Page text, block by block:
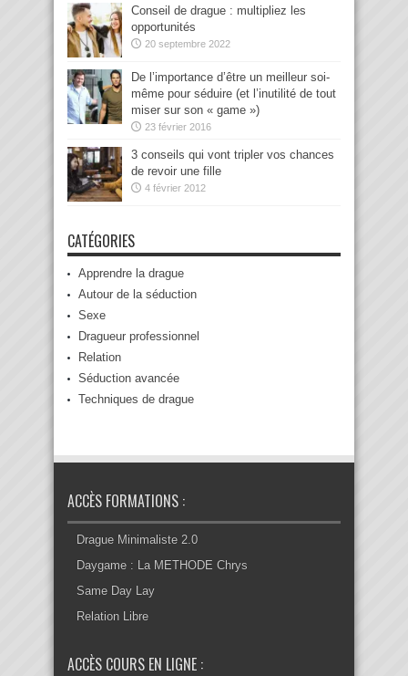
Conseil de drague : multipliez les
opportunités
20 septembre 2022
De l’importance d’être un meilleur soi-
même pour séduire (et l’inutilité de tout
miser sur son « game »)
23 février 2016
3 conseils qui vont tripler vos chances
de revoir une fille
4 février 2012
CATÉGORIES
Apprendre la drague
Autour de la séduction
Sexe
Dragueur professionnel
Relation
Séduction avancée
Techniques de drague
ACCÈS FORMATIONS :
Drague Minimaliste 2.0
Daygame : La METHODE Chrys
Same Day Lay
Relation Libre
ACCÈS COURS EN LIGNE :